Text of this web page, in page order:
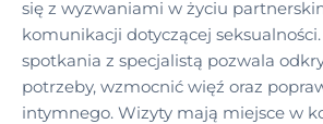
się z wyzwaniami w życiu
komunikacji dotyczącej
spotkania z specjalistą pozwala
potrzeby, wzmocnić więź oraz
intymnego. Wizyty mają miejsce w